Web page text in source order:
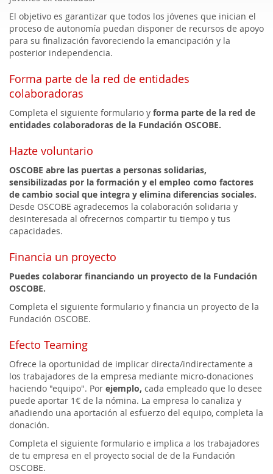
El objetivo es garantizar que todos los jóvenes que inician el
proceso de autonomía puedan disponer de recursos de apoyo
para su finalización favoreciendo la emancipación y la
posterior independencia.
Forma parte de la red de entidades
colaboradoras
Completa el siguiente formulario y forma parte de la red de
entidades colaboradoras de la Fundación OSCOBE.
Hazte voluntario
OSCOBE abre las puertas a personas solidarias,
sensibilizadas por la formación y el empleo como factores
de cambio social que integra y elimina diferencias sociales.
Desde OSCOBE agradecemos la colaboración solidaria y
desinteresada al ofrecernos compartir tu tiempo y tus
capacidades.
Financia un proyecto
Puedes colaborar financiando un proyecto de la Fundación
OSCOBE.
Completa el siguiente formulario y financia un proyecto de la
Fundación OSCOBE.
Efecto Teaming
Ofrece la oportunidad de implicar directa/indirectamente a
los trabajadores de la empresa mediante micro-donaciones
haciendo "equipo". Por ejemplo, cada empleado que lo desee
puede aportar 1€ de la nómina. La empresa lo canaliza y
añadiendo una aportación al esfuerzo del equipo, completa la
donación.
Completa el siguiente formulario e implica a los trabajadores
de tu empresa en el proyecto social de de la Fundación
OSCOBE.